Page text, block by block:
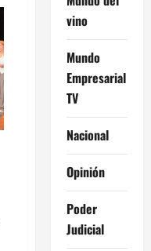
vino
Mundo
Empresarial
TV
Nacional
Opinión
Poder
Judicial